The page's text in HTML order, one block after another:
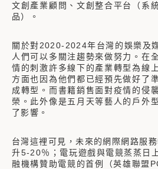
文創產業顧問、文創整合平台（系
品）。
關於對2020-2024年台灣的娛樂及
人們可以多關注趨勢來做努力。在
情的刺激許多線下的產業轉型為線
方面也因為他們都已經預先做好了
成轉型。而書籍銷售面對疫情的侵
榮。此外像是五月天等藝人的戶外
了影響。
台灣這裡可見，未來的網際網路服
升5-20％；電玩遊戲與電競蒸蒸日
融機構贊助電競的首例（英雄聯盟